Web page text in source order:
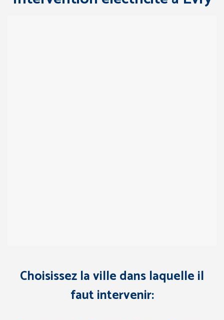
Choisissez la ville dans laquelle il
faut intervenir: